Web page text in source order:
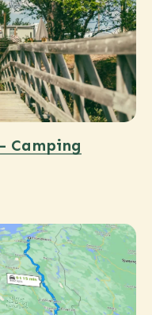
Camping